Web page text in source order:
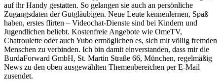
auf ihr Handy gestatten. So gelangen sie auch an persönliche
Zugangsdaten der Gutgläubigen. Neue Leute kennenlernen, Spaß
haben, erstes flirten – Videochat-Dienste sind bei Kindern und
Jugendlichen beliebt. Kostenfreie Angebote wie OmeTV,
Chatroulette oder auch Yubo ermöglichen es, sich mit völlig fremden
Menschen zu verbinden. Ich bin damit einverstanden, dass mir die
BurdaForward GmbH, St. Martin Straße 66, München, regelmäßig
News zu den oben ausgewählten Themenbereichen per E-Mail
zusendet.